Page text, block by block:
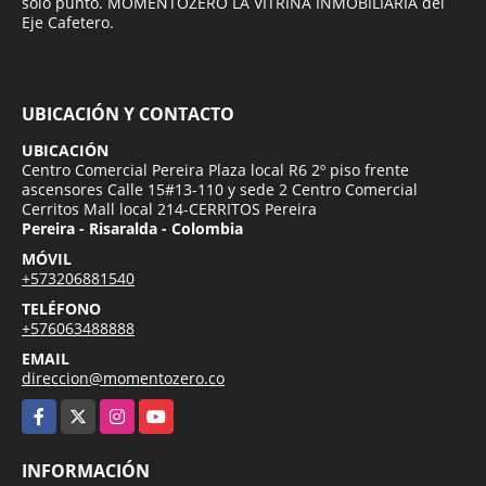
Eje Cafetero.
UBICACIÓN Y CONTACTO
UBICACIÓN
Centro Comercial Pereira Plaza local R6 2º piso frente
ascensores Calle 15#13-110 y sede 2 Centro Comercial
Cerritos Mall local 214-CERRITOS Pereira
Pereira - Risaralda - Colombia
MÓVIL
+573206881540
TELÉFONO
+576063488888
EMAIL
direccion@momentozero.co
Facebook
InstagramYouTube
INFORMACIÓN